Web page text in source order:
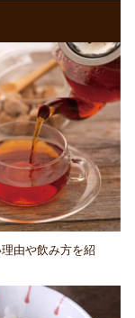
由や飲み方を紹